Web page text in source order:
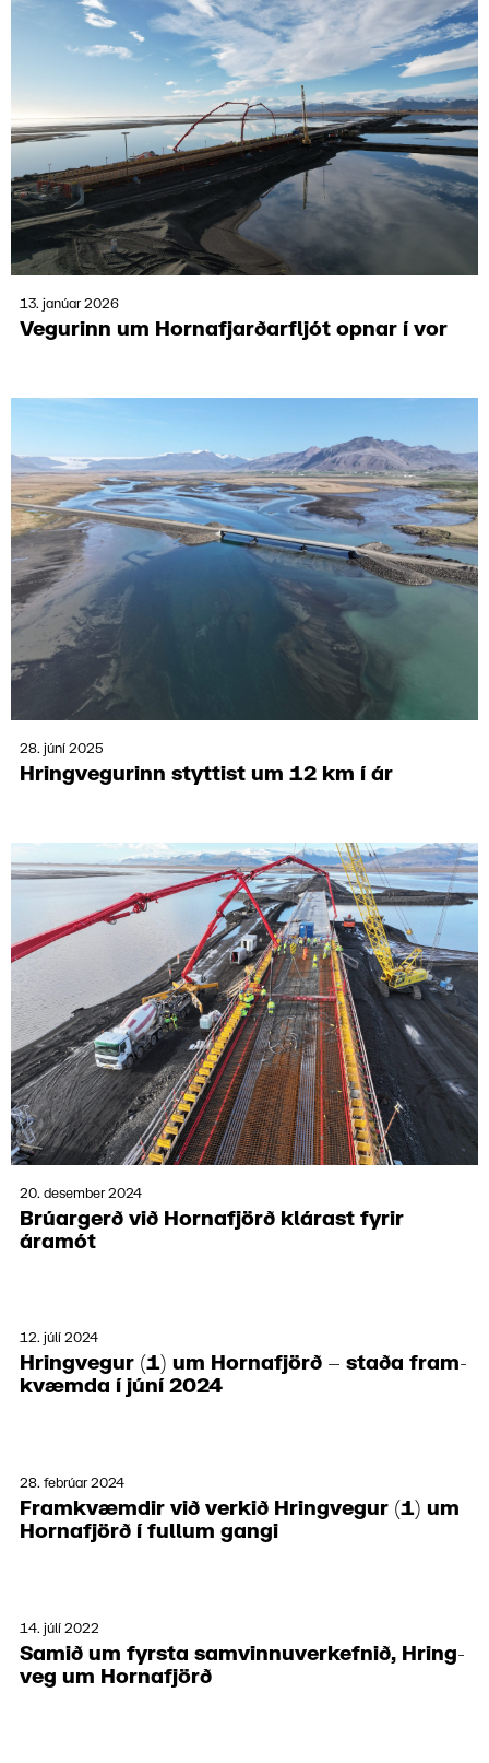
13. janúar 2026
Vegur­inn um Horna­fjarðar­fljót opnar í vor
28. júní 2025
Hring­vegur­inn stytt­ist um 12 km í ár
20. desember 2024
Brúar­gerð við Horna­fjörð klár­ast fyrir
áramót
12. júlí 2024
Hring­vegur (1) um Horna­fjörð – staða fram­
kvæmda í júní 2024
28. febrúar 2024
Fram­kvæmd­ir við verk­ið Hring­vegur (1) um
Horna­fjörð í full­um gangi
14. júlí 2022
Samið um fyrsta samvinnu­verk­efnið, Hring­
veg um Horna­fjörð